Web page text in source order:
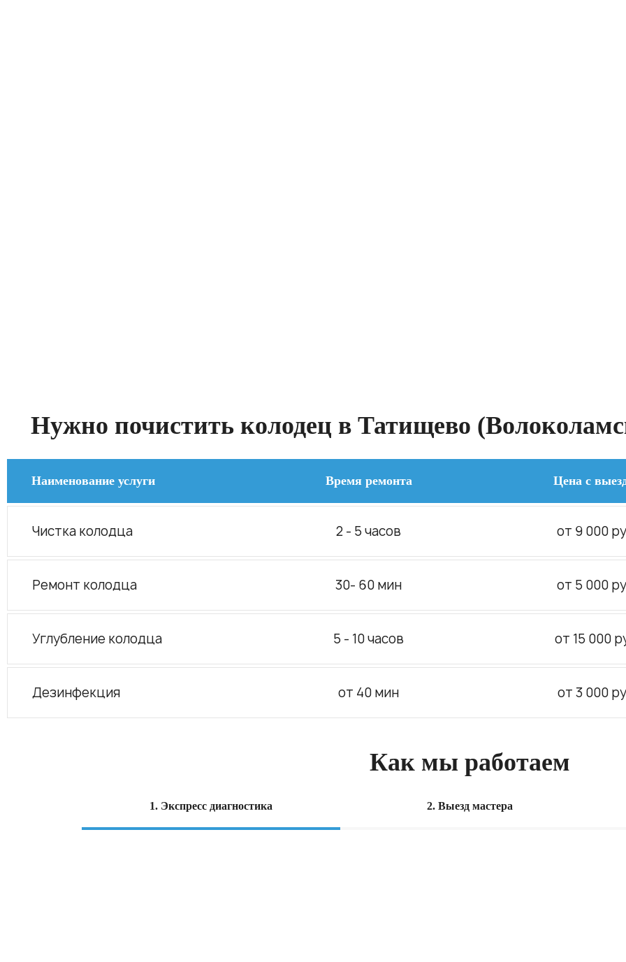
Нужно почистить колодец в Татищево
Наименование услуги Время ремонта Цена с
Чистка колодца 2 - 5 часов от 9 000
Ремонт колодца 30- 60 мин от 5 000
Углубление колодца 5 - 10 часов от 15 000
Дезинфекция от 40 мин от 3 000
Как мы работаем
1. Экспресс диагностика 2. Выезд мастера